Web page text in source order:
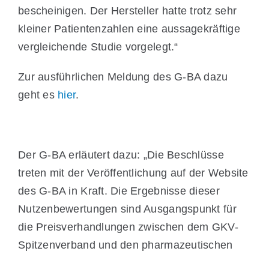
bescheinigen. Der Hersteller hatte trotz sehr
kleiner Patientenzahlen eine aussagekräftige
vergleichende Studie vorgelegt.“
Zur ausführlichen Meldung des G-BA dazu
geht es hier.
Der G-BA erläutert dazu: „Die Beschlüsse
treten mit der Veröffentlichung auf der Website
des G-BA in Kraft. Die Ergebnisse dieser
Nutzenbewertungen sind Ausgangspunkt für
die Preisverhandlungen zwischen dem GKV-
Spitzenverband und den pharmazeutischen